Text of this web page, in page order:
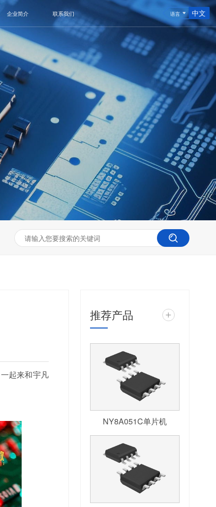
语言 中文
企业简介 联系我们
起来和宇凡
推荐产品 +
NY8A051C单片机